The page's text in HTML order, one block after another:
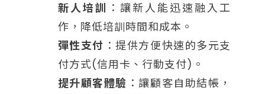
新人培訓 ：讓新人能迅速融入工
作，降低培訓時間和成本。
彈性支付 ：提供方便快速的多元支
付方式(信用卡、行動支付)。
提升顧客體驗 ：讓顧客自助結帳，